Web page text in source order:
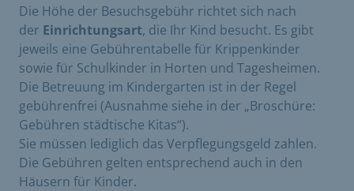
Die Höhe der Besuchsgebühr richtet sich nach
der Einrichtungsart, die Ihr Kind besucht. Es gibt
jeweils eine Gebührentabelle für Krippenkinder
sowie für Schulkinder in Horten und Tagesheimen.
Die Betreuung im Kindergarten ist in der Regel
gebührenfrei (Ausnahme siehe in der „Broschüre:
Gebühren städtische Kitas“).
Sie müssen lediglich das Verpflegungsgeld zahlen.
Die Gebühren gelten entsprechend auch in den
Häusern für Kinder.